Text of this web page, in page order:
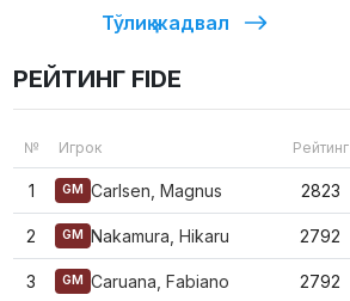
Тўлиқ жадвал
РЕЙТИНГ FIDE
№ Игрок Рейтинг
1 GM Carlsen, Magnus 2823
2 GM Nakamura, Hikaru 2792
3 GM Caruana, Fabiano 2792